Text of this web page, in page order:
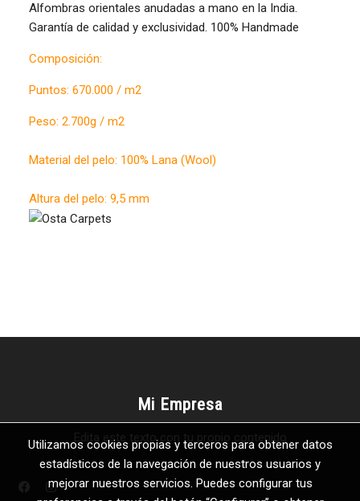
Alfombras orientales anudadas a mano en la India.
Garantía de calidad y exclusividad. 100% Handmade
Composición:
Puntos: 670.000 / m2
Peso: 2.700g / m2
Material del pelo: 100% Lana (Wool)
Altura del pelo: 9,5 mm
Mi Empresa
Edita este texto con tu propio contenido
Utilizamos cookies propias y terceros para obtener datos
estadísticos de la navegación de nuestros usuarios y
mejorar nuestros servicios. Puedes configurar tus